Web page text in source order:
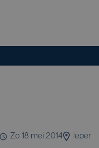
zo 18 mei 2014 Ieper